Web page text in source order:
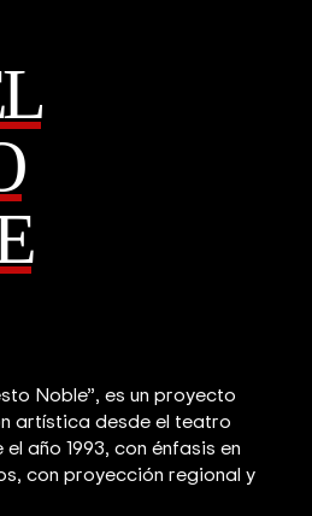
Noble”, es un proyecto
artística desde el teatro
año 1993, con énfasis en
con proyección regional y